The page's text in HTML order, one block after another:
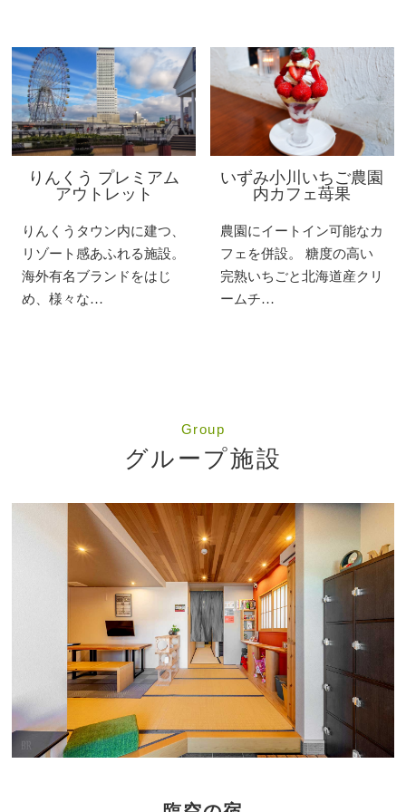
りんくう プレミアム
アウトレット
りんくうタウン内に建つ、
リゾート感あふれる施設。
海外有名ブランドをはじ
め、様々な…
いずみ小川いちご農園
内カフェ苺果
農園にイートイン可能なカ
フェを併設。 糖度の高い
完熟いちごと北海道産クリ
ームチ…
Group
グループ施設